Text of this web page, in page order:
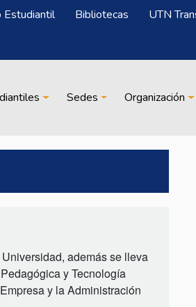
Estudiantil Bibliotecas UTN
Sedes Organización
además se lleva
y Tecnología
y la Administración